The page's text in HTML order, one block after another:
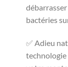
bactéries
✅ Adieu
technologie